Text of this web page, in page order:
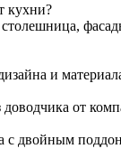
кухни?
и
от
с двойным